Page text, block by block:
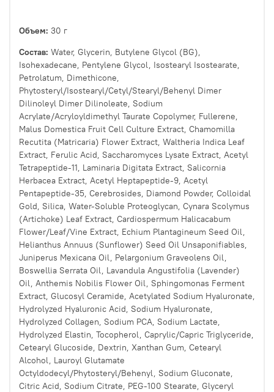
Объем: 30 г
Состав: Water, Glycerin, Butylene Glycol (BG),
Isohexadecane, Pentylene Glycol, Isostearyl Isostearate,
Petrolatum, Dimethicone,
Phytosteryl/Isostearyl/Cetyl/Stearyl/Behenyl Dimer
Dilinoleyl Dimer Dilinoleate, Sodium
Acrylate/Acryloyldimethyl Taurate Copolymer, Fullerene,
Malus Domestica Fruit Cell Culture Extract, Chamomilla
Recutita (Matricaria) Flower Extract, Waltheria Indica Leaf
Extract, Ferulic Acid, Saccharomyces Lysate Extract, Acetyl
Tetrapeptide-11, Laminaria Digitata Extract, Salicornia
Herbacea Extract, Acetyl Heptapeptide-9, Acetyl
Pentapeptide-35, Cerebrosides, Diamond Powder, Colloidal
Gold, Silica, Water-Soluble Proteoglycan, Cynara Scolymus
(Artichoke) Leaf Extract, Cardiospermum Halicacabum
Flower/Leaf/Vine Extract, Echium Plantagineum Seed Oil,
Helianthus Annuus (Sunflower) Seed Oil Unsaponifiables,
Juniperus Mexicana Oil, Pelargonium Graveolens Oil,
Boswellia Serrata Oil, Lavandula Angustifolia (Lavender)
Oil, Anthemis Nobilis Flower Oil, Sphingomonas Ferment
Extract, Glucosyl Ceramide, Acetylated Sodium Hyaluronate,
Hydrolyzed Hyaluronic Acid, Sodium Hyaluronate,
Hydrolyzed Collagen, Sodium PCA, Sodium Lactate,
Hydrolyzed Elastin, Tocopherol, Caprylic/Capric Triglyceride,
Cetearyl Glucoside, Dextrin, Xanthan Gum, Cetearyl
Alcohol, Lauroyl Glutamate
Octyldodecyl/Phytosteryl/Behenyl, Sodium Gluconate,
Citric Acid, Sodium Citrate, PEG-100 Stearate, Glyceryl